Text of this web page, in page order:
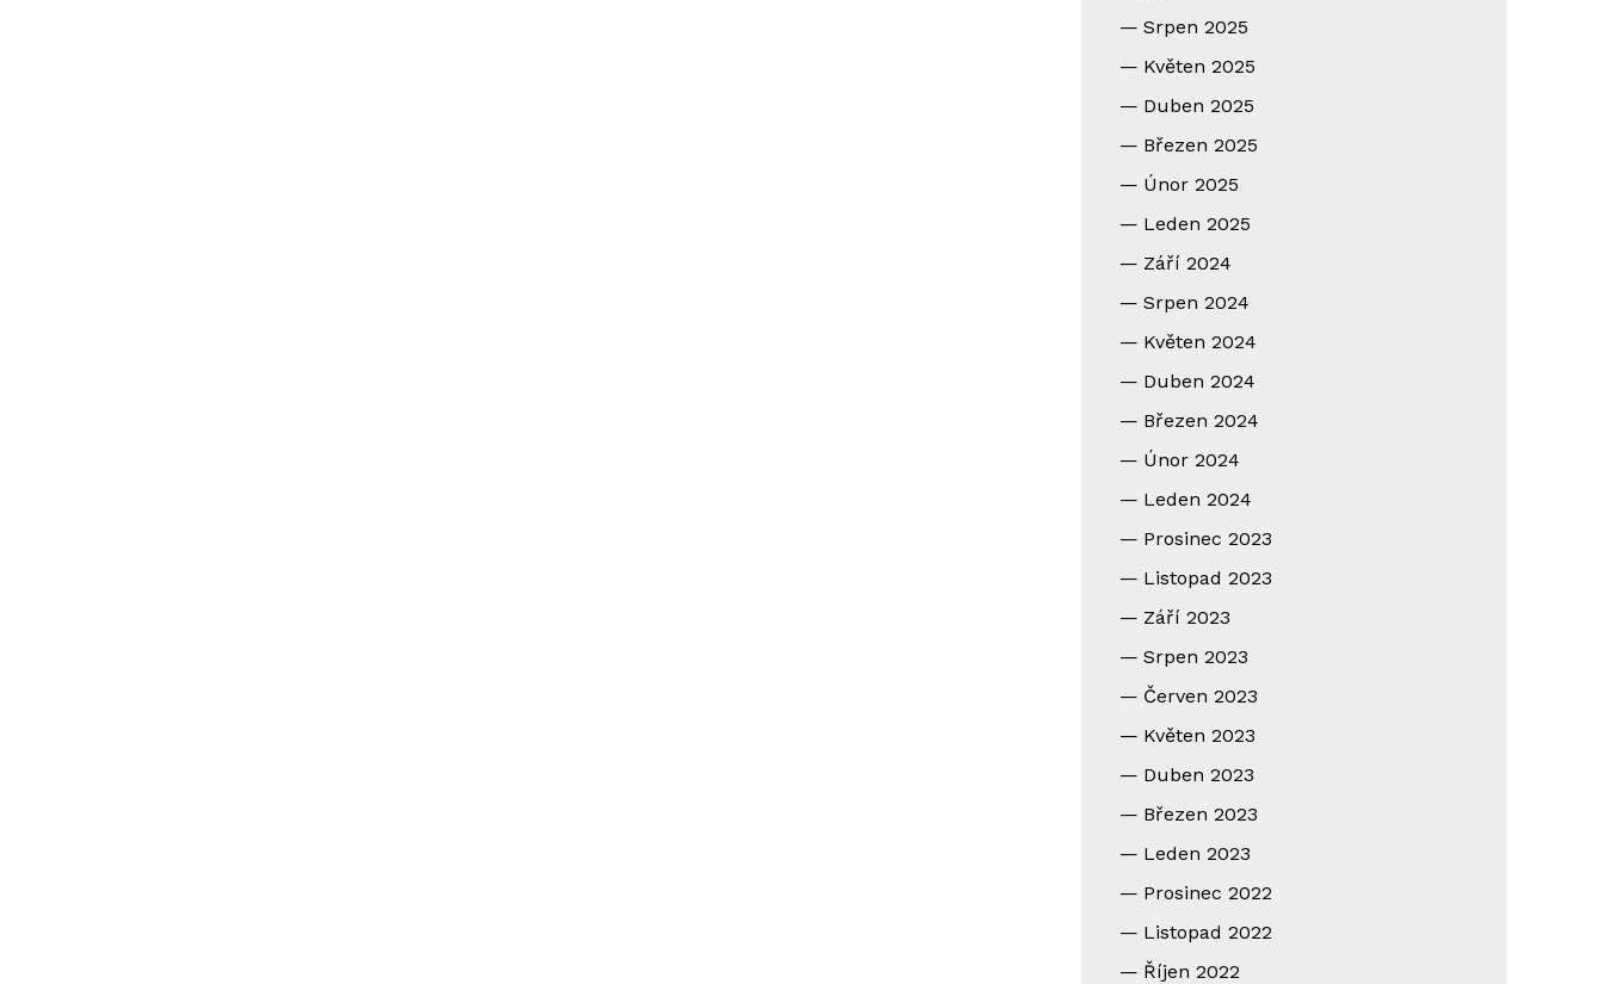
Srpen 2025
Květen 2025
Duben 2025
Březen 2025
Únor 2025
Leden 2025
Září 2024
Srpen 2024
Květen 2024
Duben 2024
Březen 2024
Únor 2024
Leden 2024
Prosinec 2023
Listopad 2023
Září 2023
Srpen 2023
Červen 2023
Květen 2023
Duben 2023
Březen 2023
Leden 2023
Prosinec 2022
Listopad 2022
Říjen 2022